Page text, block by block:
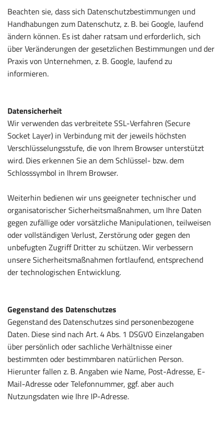
Beachten sie, dass sich Datenschutzbestimmungen und
Handhabungen zum Datenschutz, z. B. bei Google, laufend
ändern können. Es ist daher ratsam und erforderlich, sich
über Veränderungen der gesetzlichen Bestimmungen und der
Praxis von Unternehmen, z. B. Google, laufend zu
informieren.
Datensicherheit
Wir verwenden das verbreitete SSL-Verfahren (Secure
Socket Layer) in Verbindung mit der jeweils höchsten
Verschlüsselungsstufe, die von Ihrem Browser unterstützt
wird. Dies erkennen Sie an dem Schlüssel- bzw. dem
Schlosssymbol in Ihrem Browser.
Weiterhin bedienen wir uns geeigneter technischer und
organisatorischer Sicherheitsmaßnahmen, um Ihre Daten
gegen zufällige oder vorsätzliche Manipulationen, teilweisen
oder vollständigen Verlust, Zerstörung oder gegen den
unbefugten Zugriff Dritter zu schützen. Wir verbessern
unsere Sicherheitsmaßnahmen fortlaufend, entsprechend
der technologischen Entwicklung.
Gegenstand des Datenschutzes
Gegenstand des Datenschutzes sind personenbezogene
Daten. Diese sind nach Art. 4 Abs. 1 DSGVO Einzelangaben
über persönlich oder sachliche Verhältnisse einer
bestimmten oder bestimmbaren natürlichen Person.
Hierunter fallen z. B. Angaben wie Name, Post-Adresse, E-
Mail-Adresse oder Telefonnummer, ggf. aber auch
Nutzungsdaten wie Ihre IP-Adresse.